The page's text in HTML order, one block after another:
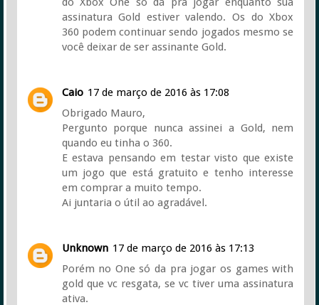
assinatura Gold estiver valendo. Os do Xbox
360 podem continuar sendo jogados mesmo se
você deixar de ser assinante Gold.
Caio 17 de março de 2016 às 17:08
Obrigado Mauro,
Pergunto porque nunca assinei a Gold, nem
quando eu tinha o 360.
E estava pensando em testar visto que existe
um jogo que está gratuito e tenho interesse
em comprar a muito tempo.
Ai juntaria o útil ao agradável.
Unknown 17 de março de 2016 às 17:13
Porém no One só da pra jogar os games with
gold que vc resgata, se vc tiver uma assinatura
ativa.